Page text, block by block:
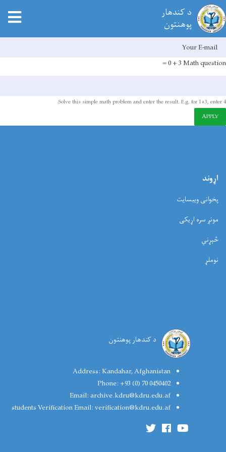
د کندهار
پوهنتون
E-mail
Math question
3 + 0 =
Solve this simple math problem and enter the result. E.g. for 1+3, enter 4.
APPLY
اړوند
پخوانی ویبسایت
مونږ سره اړیکی
څېړني
نوملړ
د کندهار پوهنتون
Address:Kandahar, Afghanistan
Phone: +93 (0) 70 0450402
Email:archive.kdru@kdru.edu.af
students Verification Email:verification@kdru.edu.af